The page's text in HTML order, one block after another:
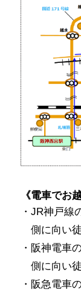
《電車でお
JR神戸線
側に向い
阪神電車
側に向い
阪急電車